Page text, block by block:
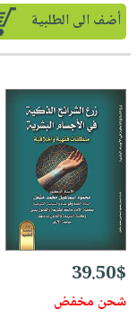
أضف الى الطلبية
39.50$
شحن مخفض